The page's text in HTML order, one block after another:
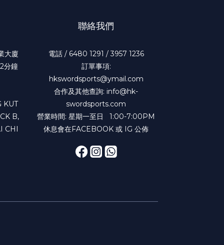
大廈
分鐘
KUT
B,
CHI
聯絡我們
電話 / 6480 1291 / 3957 1236
訂單事項:
hkswordsports@ymail.com
合作及其他查詢: info@hk-
swordsports.com
營業時間: 星期一至日 1:00-7:00PM
休息會在FACEBOOK 或 IG 公佈